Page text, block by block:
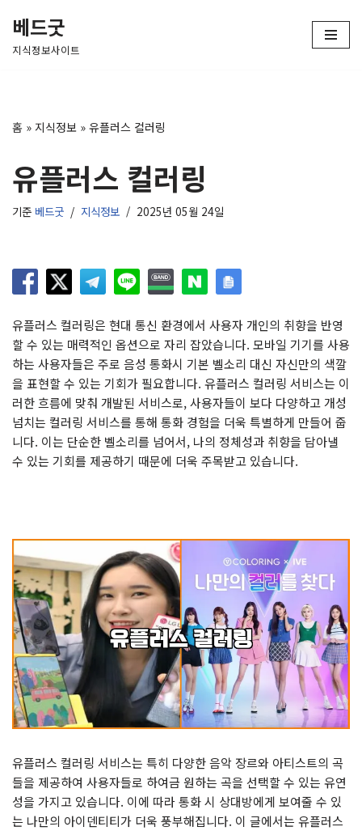
콘
건
기
베드굿
지식정보사이트
홈 » 지식정보 » 유플러스 컬러링
유플러스 컬러링
기준 베드굿 지식정보 2025년 05월 24일
유플러스 컬러링은 현대 통신 환경에서 사용자 개인의 취향을 반영
할 수 있는 매력적인 옵션으로 자리 잡았습니다. 모바일 기기를 사용
하는 사용자들은 주로 음성 통화시 기본 벨소리 대신 자신만의 색깔
을 표현할 수 있는 기회가 필요합니다. 유플러스 컬러링 서비스는 이
러한 흐름에 맞춰 개발된 서비스로, 사용자들이 보다 다양하고 개성
넘치는 컬러링 서비스를 통해 통화 경험을 더욱 특별하게 만들어 줍
니다. 이는 단순한 벨소리를 넘어서, 나의 정체성과 취향을 담아낼
수 있는 기회를 제공하기 때문에 더욱 주목받고 있습니다.
유플러스 컬러링 서비스는 특히 다양한 음악 장르와 아티스트의 곡
들을 제공하여 사용자들로 하여금 원하는 곡을 선택할 수 있는 유연
성을 가지고 있습니다. 이에 따라 통화 시 상대방에게 보여줄 수 있
는 나만의 아이덴티티가 더욱 풍부해집니다. 이 글에서는 유플러스